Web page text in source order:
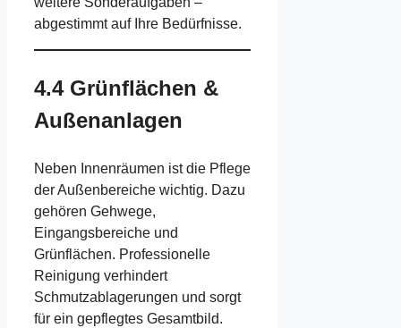
abgestimmt auf Ihre Bedürfnisse.
4.4 Grünflächen &
Außenanlagen
Neben Innenräumen ist die Pflege
der Außenbereiche wichtig. Dazu
gehören Gehwege,
Eingangsbereiche und
Grünflächen. Professionelle
Reinigung verhindert
Schmutzablagerungen und sorgt
für ein gepflegtes Gesamtbild.